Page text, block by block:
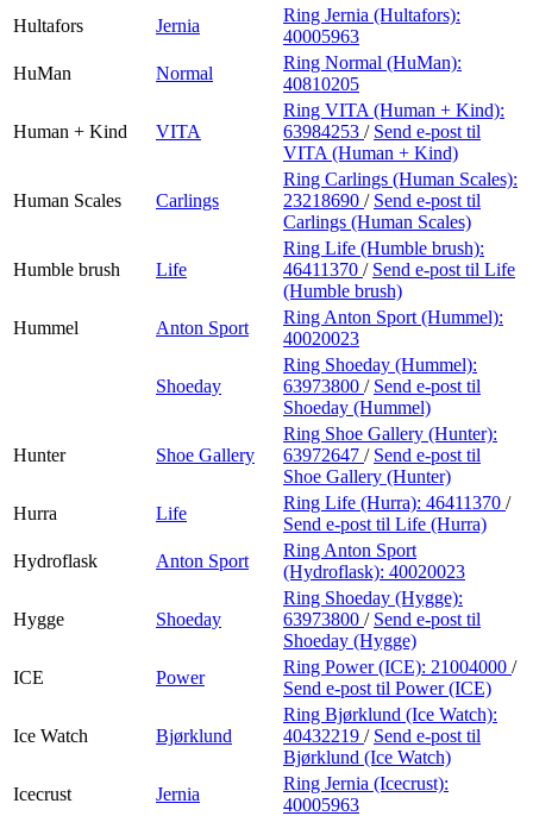
Hultafors
Jernia
Ring Jernia (Hultafors):
40005963
HuMan
Normal
Ring Normal (HuMan):
40810205
Human + Kind VITA
Ring VITA (Human + Kind):
63984253 / Send e-post til
VITA (Human + Kind)
Human Scales Carlings
Ring Carlings (Human Scales):
23218690 / Send e-post til
Carlings (Human Scales)
Humble brush Life
Ring Life (Humble brush):
46411370 / Send e-post til Life
(Humble brush)
Hummel
Anton Sport
Ring Anton Sport (Hummel):
40020023
Shoeday
Ring Shoeday (Hummel):
63973800 / Send e-post til
Shoeday (Hummel)
Hunter Shoe Gallery
Ring Shoe Gallery (Hunter):
63972647 / Send e-post til
Shoe Gallery (Hunter)
Hurra
Life
Ring Life (Hurra): 46411370 /
Send e-post til Life (Hurra)
Hydroflask
Anton Sport
Ring Anton Sport
(Hydroflask): 40020023
Hygge Shoeday
Ring Shoeday (Hygge):
63973800 / Send e-post til
Shoeday (Hygge)
ICE
Power
Ring Power (ICE): 21004000 /
Send e-post til Power (ICE)
Ice Watch Bjørklund
Ring Bjørklund (Ice Watch):
40432219 / Send e-post til
Bjørklund (Ice Watch)
Icecrust
Jernia
Ring Jernia (Icecrust):
40005963